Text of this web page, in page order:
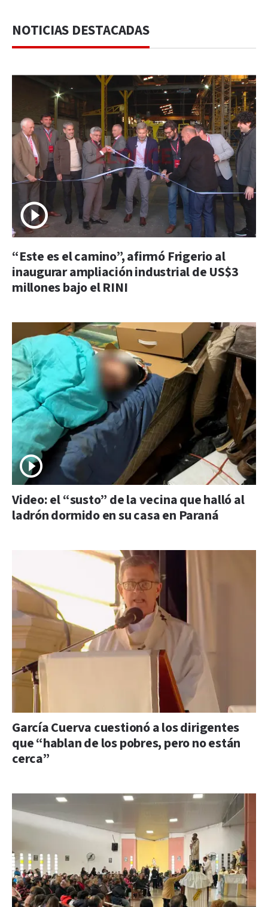
NOTICIAS DESTACADAS
“Este es el camino”, afirmó Frigerio al
inaugurar ampliación industrial de US$3
millones bajo el RINI
Video: el “susto” de la vecina que halló al
ladrón dormido en su casa en Paraná
García Cuerva cuestionó a los dirigentes
que “hablan de los pobres, pero no están
cerca”